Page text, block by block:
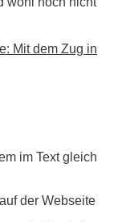
Mit dem Zug in
im Text gleich
der Webseite